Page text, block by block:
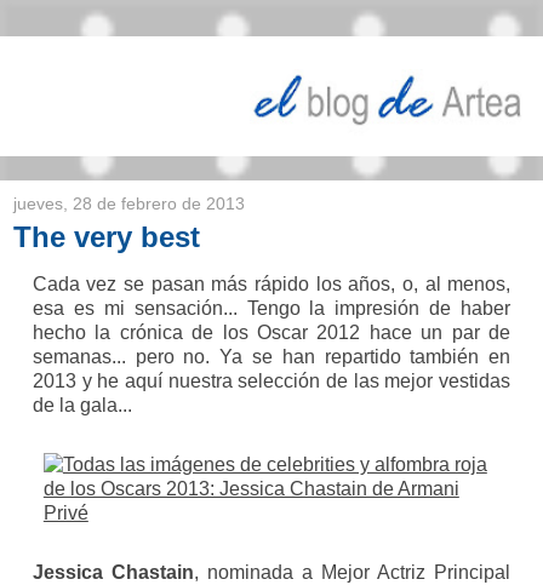
jueves, 28 de febrero de 2013
The very best
Cada vez se pasan más rápido los años, o, al menos,
esa es mi sensación... Tengo la impresión de haber
hecho la crónica de los Oscar 2012 hace un par de
semanas... pero no. Ya se han repartido también en
2013 y he aquí nuestra selección de las mejor vestidas
de la gala...
Jessica Chastain, nominada a Mejor Actriz Principal